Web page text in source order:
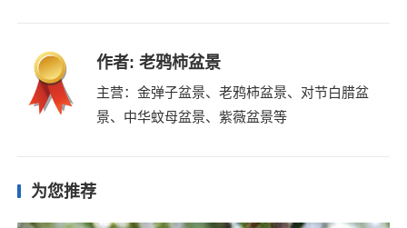
作者: 老鸦柿盆景
主营：金弹子盆景、老鸦柿盆景、对节白腊盆
景、中华蚊母盆景、紫薇盆景等
为您推荐